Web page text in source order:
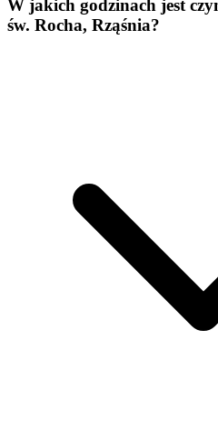
W jakich godzinach jest
św. Rocha, Rząśnia?